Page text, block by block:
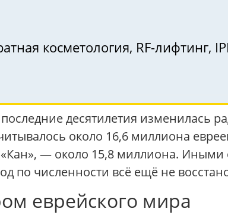
косметология, RF-лифтинг,
десятилетия изменилась
около 16,6 миллиона
— около 15,8 миллиона. Иными
по численности всё ещё не
еврейского мира